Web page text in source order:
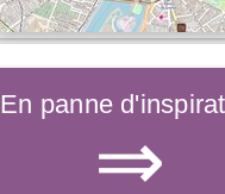
En panne
⇒